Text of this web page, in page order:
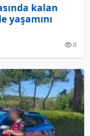
kalan
yaşamını
0